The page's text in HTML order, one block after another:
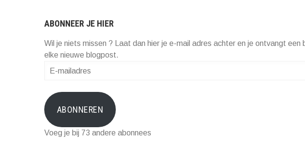
ABONNEER JE HIER
Wil je niets missen ? Laat dan hier je e-mail adres achter en je ontvangt een
elke nieuwe blogpost.
E-
ABONNEREN
Voeg je bij 73 andere abonnees